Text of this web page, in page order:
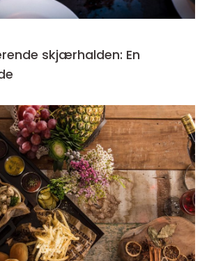
skjærhalden: En